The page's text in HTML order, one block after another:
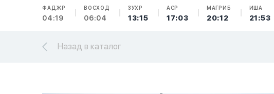
ФАДЖР
04:19
ВОСХОД
06:04
ЗУХР
13:15
АСР
17:03
МАГРИБ
20:12
ИША
21:53
Назад в каталог